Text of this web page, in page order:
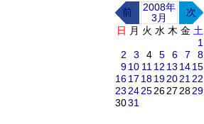
前
2008年
3月
次
日 月 火 水 木 金 土
1
2
3 4 5 6 7
8
910 11 12 13 1415
1617 18192021 22
23 24252627 2829
3031